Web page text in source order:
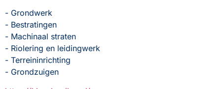
- Grondwerk
- Bestratingen
- Machinaal straten
- Riolering en leidingwerk
- Terreininrichting
- Grondzuigen